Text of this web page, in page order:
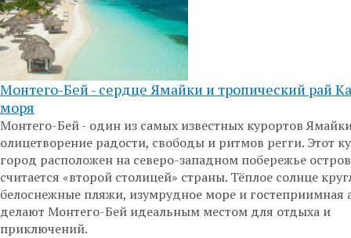
Монтего-Бей - сердце Ямайки и тропический рай
моря
Монтего-Бей - один из самых известных курортов
олицетворение радости, свободы и ритмов регги. Этот
город расположен на северо-западном побережье
считается «второй столицей» страны. Тёплое солнце
белоснежные пляжи, изумрудное море и гостеприимная
делают Монтего-Бей идеальным местом для отдыха и
приключений.